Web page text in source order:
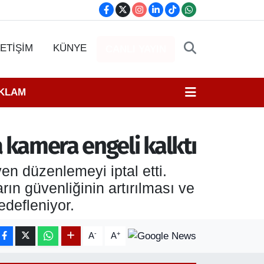
KÜNYE
kamera engeli kalktı
düzenlemeyi iptal etti.
güvenliğinin artırılması ve
A- A+